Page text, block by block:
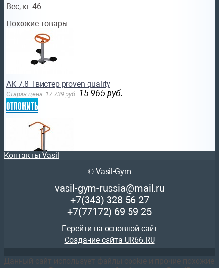
Вес, кг 46
Похожие товары
АК 7.8 Твистер proven quality
Старая цена: 17 739 руб. 15 965 руб.
отложить
АК 7.6 Маятник одинарный swat
руб. руб.
АК 7.14 Верхняя тяга + жим от груди sportsman
Контакты Vasil
© Vasil-Gym
vasil-gym-russia@mail.ru
+7(343) 328 56 27
+7(77172) 69 59 25
Перейти на основной сайт
Создание сайта UR66.RU
Данный сайт использует файлы cookie и прочие похожие